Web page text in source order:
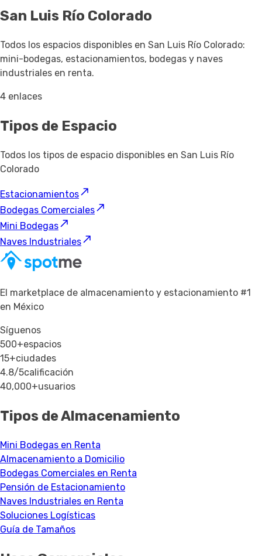
San Luis Río Colorado
Todos los espacios disponibles en San Luis Río Colorado:
mini-bodegas, estacionamientos, bodegas y naves
industriales en renta.
4 enlaces
Tipos de Espacio
Todos los tipos de espacio disponibles en San Luis Río
Colorado
Estacionamientos
Bodegas Comerciales
Mini Bodegas
Naves Industriales
El marketplace de almacenamiento y estacionamiento #1
en México
Síguenos
500+espacios
15+ciudades
4.8/5calificación
40,000+usuarios
Tipos de Almacenamiento
Mini Bodegas en Renta
Almacenamiento a Domicilio
Bodegas Comerciales en Renta
Pensión de Estacionamiento
Naves Industriales en Renta
Soluciones Logísticas
Guía de Tamaños